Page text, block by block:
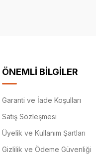
ÖNEMLİ BİLGİLER
Garanti ve İade Koşulları
Satış Sözleşmesi
Üyelik ve Kullanım Şartları
Gizlilik ve Ödeme Güvenliği